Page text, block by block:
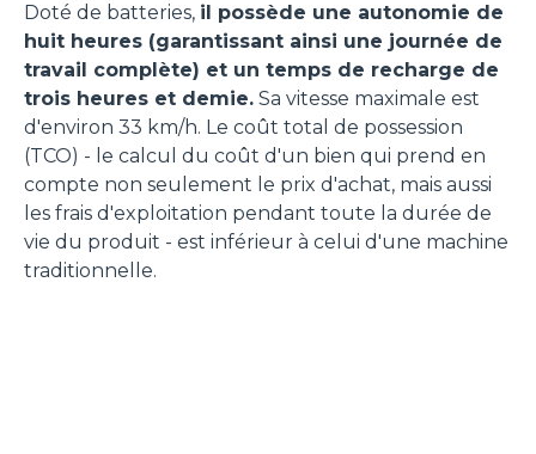
Doté de batteries, il possède une autonomie de
huit heures (garantissant ainsi une journée de
travail complète) et un temps de recharge de
trois heures et demie. Sa vitesse maximale est
d'environ 33 km/h. Le coût total de possession
(TCO) - le calcul du coût d'un bien qui prend en
compte non seulement le prix d'achat, mais aussi
les frais d'exploitation pendant toute la durée de
vie du produit - est inférieur à celui d'une machine
traditionnelle.